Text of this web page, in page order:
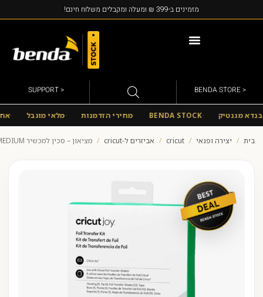
מזמינים ב-399 ₪ ומעלה ומקבלים משלוח חינם!
< BENDA STORE
< SUPPORT
מגנטיק BENDA STOCK מחירי הזדמנות מלאי מוגבל
בית / יצירה ופנאי /
cricut
/ אביזרים ל-cricut / מציאון – סכין למכשיר CRICUT JOY MEDIUM